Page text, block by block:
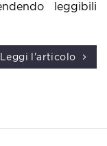
leggibili
Leggi l'articolo